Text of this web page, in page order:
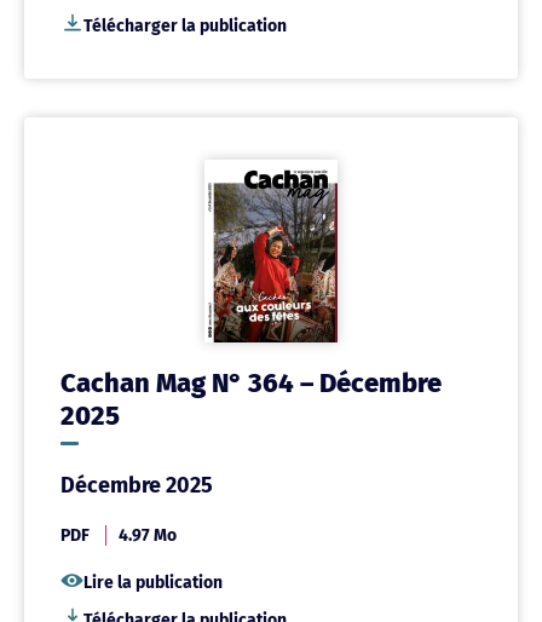
Télécharger la publication
Cachan Mag N° 364 – Décembre
2025
Décembre 2025
PDF 4.97 Mo
Lire la publication